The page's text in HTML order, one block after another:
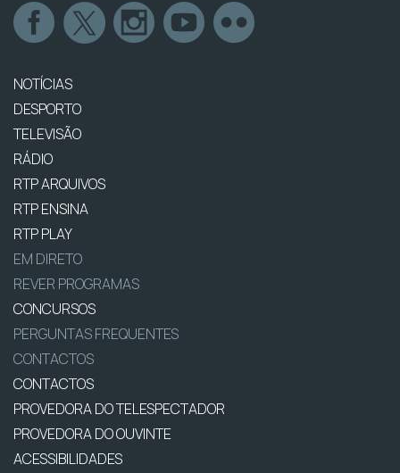
NOTÍCIAS
DESPORTO
TELEVISÃO
RÁDIO
RTP ARQUIVOS
RTP ENSINA
RTP PLAY
EM DIRETO
REVER PROGRAMAS
CONCURSOS
PERGUNTAS FREQUENTES
CONTACTOS
CONTACTOS
PROVEDORA DO TELESPECTADOR
PROVEDORA DO OUVINTE
ACESSIBILIDADES